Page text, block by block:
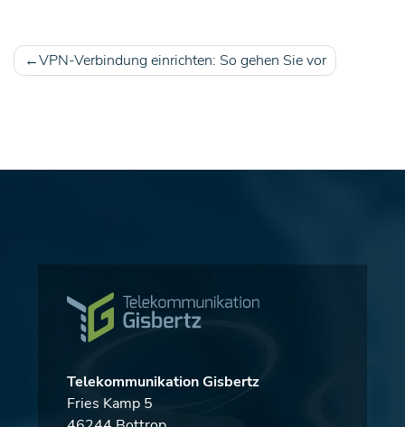
Beitragsnavigation
VPN-Verbindung einrichten: So gehen Sie vor
Telekommunikation Gisbertz
Fries Kamp 5